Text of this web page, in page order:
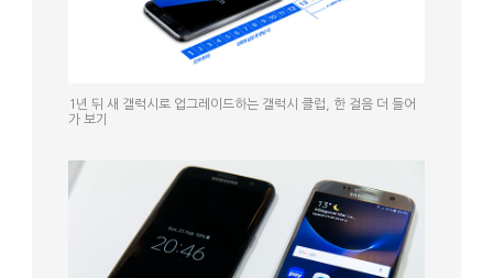
1년 뒤 새 갤럭시로 업그레이드하는 갤럭시 클럽, 한 걸음 더 들어
가 보기